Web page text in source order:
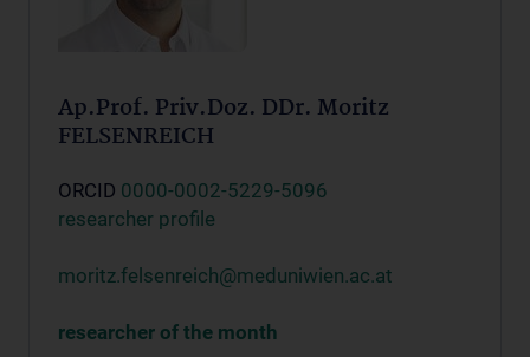
Ap.Prof. Priv.Doz. DDr. Moritz
FELSENREICH
ORCID 0000-0002-5229-5096
researcher profile
moritz.felsenreich@meduniwien.ac.at
researcher of the month